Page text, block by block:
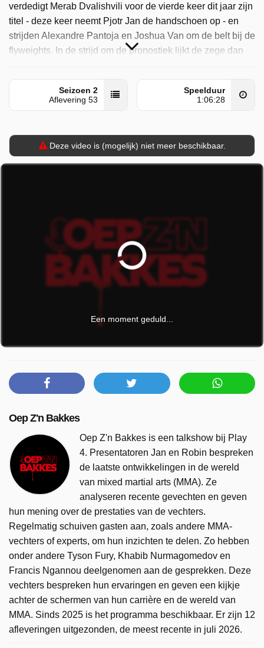
verdedigt Merab Dvalishvili voor de vierde keer dit jaar zijn
titel - deze keer neemt Pjotr Jan de handschoen op - en
strijden Alexandre Pantoja en Joshua Van om de belt bij de
flyweights. In de strijd om de pronostiek lijkt de zege dan
te pakken met een alles-of-niets-manoeuvre. Komen verder
aan bod: een saffende fighter, een reis naar Dagestan als
prijs in Rad van Fortuin en de dapperste minnaar ter
Oep Z'n Bakkes is uitgezonden door Play 4 op woensdag
3 december 2025 om 10:00 uur.
Seizoen 2
Aflevering 53
Speelduur
1:06:28
Deze video is (mogelijk) niet meer beschikbaar.
Een moment geduld...
Oep Z'n Bakkes
Oep Z'n Bakkes is een talkshow bij Play
4. Presentatoren Jan en Robin bespreken
de laatste ontwikkelingen in de wereld
van mixed martial arts (MMA). Ze
analyseren recente gevechten en geven
hun mening over de prestaties van de vechters.
Regelmatig schuiven gasten aan, zoals andere MMA-
vechters of experts, om hun inzichten te delen. Zo hebben
onder andere Tyson Fury, Khabib Nurmagomedov en
Francis Ngannou deelgenomen aan de gesprekken. Deze
vechters bespreken hun ervaringen en geven een kijkje
achter de schermen van hun carrière en de wereld van
MMA. Sinds 2025 is het programma beschikbaar. Er zijn 12
afleveringen uitgezonden, de meest recente in juli 2026.